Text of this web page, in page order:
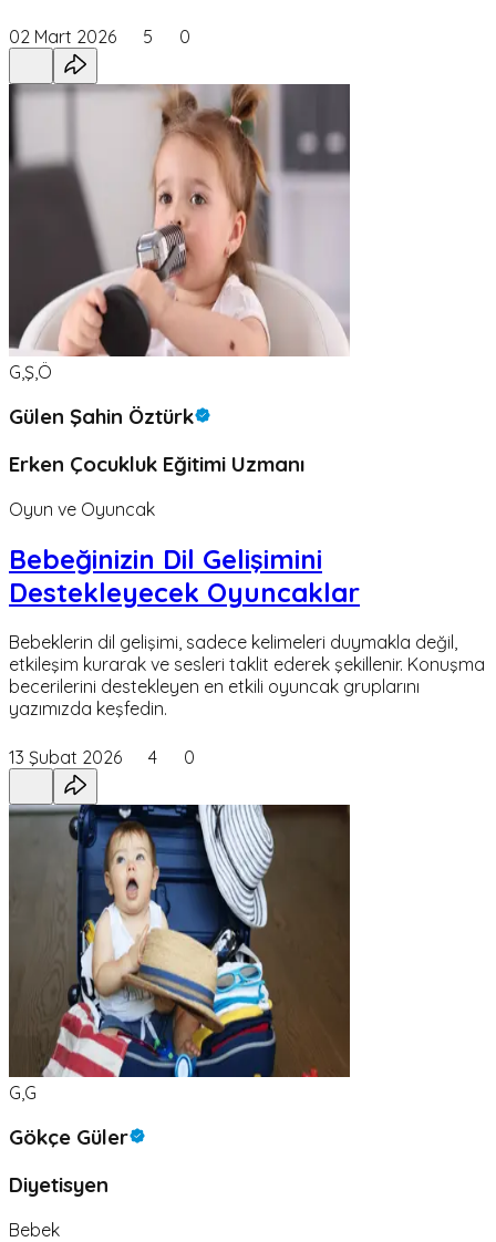
02 Mart 2026 5 0
G,Ş,Ö
Gülen Şahin Öztürk
Erken Çocukluk Eğitimi Uzmanı
Oyun ve Oyuncak
Bebeğinizin Dil Gelişimini
Destekleyecek Oyuncaklar
Bebeklerin dil gelişimi, sadece kelimeleri duymakla değil,
etkileşim kurarak ve sesleri taklit ederek şekillenir. Konuşma
becerilerini destekleyen en etkili oyuncak gruplarını
yazımızda keşfedin.
13 Şubat 2026 4 0
G,G
Gökçe Güler
Diyetisyen
Bebek